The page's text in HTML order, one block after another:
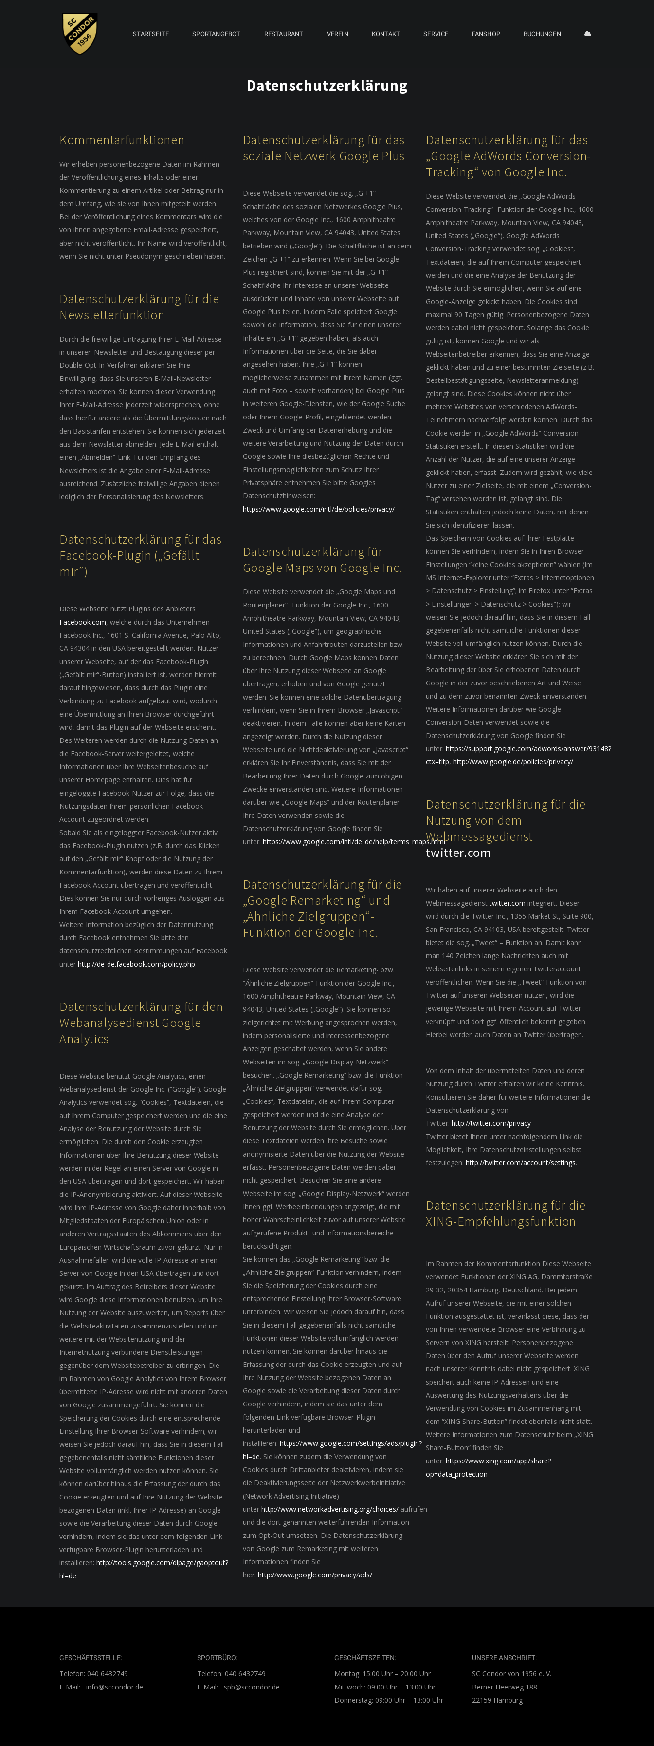
STARTSEITE SPORTANGEBOT RESTAURANT VEREIN KONTAKT SERVICE FANSHOP BUCHUNGEN
Datenschutzerklärung
Kommentarfunktionen
Wir erheben personenbezogene Daten im Rahmen
der Veröffentlichung eines Inhalts oder einer
Kommentierung zu einem Artikel oder Beitrag nur in
dem Umfang, wie sie von Ihnen mitgeteilt werden.
Bei der Veröffentlichung eines Kommentars wird die
von Ihnen angegebene Email-Adresse gespeichert,
aber nicht veröffentlicht. Ihr Name wird veröffentlicht,
wenn Sie nicht unter Pseudonym geschrieben haben.
Datenschutzerklärung für die
Newsletterfunktion
Durch die freiwillige Eintragung Ihrer E-Mail-Adresse
in unseren Newsletter und Bestätigung dieser per
Double-Opt-In-Verfahren erklären Sie Ihre
Einwilligung, dass Sie unseren E-Mail-Newsletter
erhalten möchten. Sie können dieser Verwendung
Ihrer E-Mail-Adresse jederzeit widersprechen, ohne
dass hierfür andere als die Übermittlungskosten nach
den Basistarifen entstehen. Sie können sich jederzeit
aus dem Newsletter abmelden. Jede E-Mail enthält
einen „Abmelden“-Link. Für den Empfang des
Newsletters ist die Angabe einer E-Mail-Adresse
ausreichend. Zusätzliche freiwillige Angaben dienen
lediglich der Personalisierung des Newsletters.
Datenschutzerklärung für das
Facebook-Plugin („Gefällt
mir“)
Diese Webseite nutzt Plugins des Anbieters
Facebook.com, welche durch das Unternehmen
Facebook Inc., 1601 S. California Avenue, Palo Alto,
CA 94304 in den USA bereitgestellt werden. Nutzer
unserer Webseite, auf der das Facebook-Plugin
(„Gefällt mir“-Button) installiert ist, werden hiermit
darauf hingewiesen, dass durch das Plugin eine
Verbindung zu Facebook aufgebaut wird, wodurch
eine Übermittlung an Ihren Browser durchgeführt
wird, damit das Plugin auf der Webseite erscheint.
Des Weiteren werden durch die Nutzung Daten an
die Facebook-Server weitergeleitet, welche
Informationen über Ihre Webseitenbesuche auf
unserer Homepage enthalten. Dies hat für
eingeloggte Facebook-Nutzer zur Folge, dass die
Nutzungsdaten Ihrem persönlichen Facebook-
Account zugeordnet werden.
Sobald Sie als eingeloggter Facebook-Nutzer aktiv
das Facebook-Plugin nutzen (z.B. durch das Klicken
auf den „Gefällt mir“ Knopf oder die Nutzung der
Kommentarfunktion), werden diese Daten zu Ihrem
Facebook-Account übertragen und veröffentlicht.
Dies können Sie nur durch vorheriges Ausloggen aus
Ihrem Facebook-Account umgehen.
Weitere Information bezüglich der Datennutzung
durch Facebook entnehmen Sie bitte den
datenschutzrechtlichen Bestimmungen auf Facebook
unter http://de-de.facebook.com/policy.php.
Datenschutzerklärung für den
Webanalysedienst Google
Analytics
Diese Website benutzt Google Analytics, einen
Webanalysedienst der Google Inc. (“Google”). Google
Analytics verwendet sog. “Cookies”, Textdateien, die
auf Ihrem Computer gespeichert werden und die eine
Analyse der Benutzung der Website durch Sie
ermöglichen. Die durch den Cookie erzeugten
Informationen über Ihre Benutzung dieser Website
werden in der Regel an einen Server von Google in
den USA übertragen und dort gespeichert. Wir haben
die IP-Anonymisierung aktiviert. Auf dieser Webseite
wird Ihre IP-Adresse von Google daher innerhalb von
Mitgliedstaaten der Europäischen Union oder in
anderen Vertragsstaaten des Abkommens über den
Europäischen Wirtschaftsraum zuvor gekürzt. Nur in
Ausnahmefällen wird die volle IP-Adresse an einen
Server von Google in den USA übertragen und dort
gekürzt. Im Auftrag des Betreibers dieser Website
wird Google diese Informationen benutzen, um Ihre
Nutzung der Website auszuwerten, um Reports über
die Websiteaktivitäten zusammenzustellen und um
weitere mit der Websitenutzung und der
Internetnutzung verbundene Dienstleistungen
gegenüber dem Websitebetreiber zu erbringen. Die
im Rahmen von Google Analytics von Ihrem Browser
übermittelte IP-Adresse wird nicht mit anderen Daten
von Google zusammengeführt. Sie können die
Speicherung der Cookies durch eine entsprechende
Einstellung Ihrer Browser-Software verhindern; wir
weisen Sie jedoch darauf hin, dass Sie in diesem Fall
gegebenenfalls nicht sämtliche Funktionen dieser
Website vollumfänglich werden nutzen können. Sie
können darüber hinaus die Erfassung der durch das
Cookie erzeugten und auf Ihre Nutzung der Website
bezogenen Daten (inkl. Ihrer IP-Adresse) an Google
sowie die Verarbeitung dieser Daten durch Google
verhindern, indem sie das unter dem folgenden Link
verfügbare Browser-Plugin herunterladen und
installieren: http://tools.google.com/dlpage/gaoptout?
hl=de
Datenschutzerklärung für das
soziale Netzwerk Google Plus
Diese Webseite verwendet die sog. „G +1“-
Schaltfläche des sozialen Netzwerkes Google Plus,
welches von der Google Inc., 1600 Amphitheatre
Parkway, Mountain View, CA 94043, United States
betrieben wird („Google“). Die Schaltfläche ist an dem
Zeichen „G +1“ zu erkennen. Wenn Sie bei Google
Plus registriert sind, können Sie mit der „G +1“
Schaltfläche Ihr Interesse an unserer Webseite
ausdrücken und Inhalte von unserer Webseite auf
Google Plus teilen. In dem Falle speichert Google
sowohl die Information, dass Sie für einen unserer
Inhalte ein „G +1“ gegeben haben, als auch
Informationen über die Seite, die Sie dabei
angesehen haben. Ihre „G +1“ können
möglicherweise zusammen mit Ihrem Namen (ggf.
auch mit Foto – soweit vorhanden) bei Google Plus
in weiteren Google-Diensten, wie der Google Suche
oder Ihrem Google-Profil, eingeblendet werden.
Zweck und Umfang der Datenerhebung und die
weitere Verarbeitung und Nutzung der Daten durch
Google sowie Ihre diesbezüglichen Rechte und
Einstellungsmöglichkeiten zum Schutz Ihrer
Privatsphäre entnehmen Sie bitte Googles
Datenschutzhinweisen:
https://www.google.com/intl/de/policies/privacy/
Datenschutzerklärung für
Google Maps von Google Inc.
Diese Website verwendet die „Google Maps und
Routenplaner“- Funktion der Google Inc., 1600
Amphitheatre Parkway, Mountain View, CA 94043,
United States („Google“), um geographische
Informationen und Anfahrtrouten darzustellen bzw.
zu berechnen. Durch Google Maps können Daten
über Ihre Nutzung dieser Webseite an Google
übertragen, erhoben und von Google genutzt
werden. Sie können eine solche Datenübertragung
verhindern, wenn Sie in Ihrem Browser „Javascript“
deaktivieren. In dem Falle können aber keine Karten
angezeigt werden. Durch die Nutzung dieser
Webseite und die Nichtdeaktivierung von „Javascript“
erklären Sie Ihr Einverständnis, dass Sie mit der
Bearbeitung Ihrer Daten durch Google zum obigen
Zwecke einverstanden sind. Weitere Informationen
darüber wie „Google Maps“ und der Routenplaner
Ihre Daten verwenden sowie die
Datenschutzerklärung von Google finden Sie
unter: https://www.google.com/intl/de_de/help/terms_maps.html
Datenschutzerklärung für die
„Google Remarketing“ und
„Ähnliche Zielgruppen“-
Funktion der Google Inc.
Diese Website verwendet die Remarketing- bzw.
“Ähnliche Zielgruppen”-Funktion der Google Inc.,
1600 Amphitheatre Parkway, Mountain View, CA
94043, United States („Google“). Sie können so
zielgerichtet mit Werbung angesprochen werden,
indem personalisierte und interessenbezogene
Anzeigen geschaltet werden, wenn Sie andere
Webseiten im sog. „Google Display-Netzwerk“
besuchen. „Google Remarketing“ bzw. die Funktion
„Ähnliche Zielgruppen“ verwendet dafür sog.
„Cookies“, Textdateien, die auf Ihrem Computer
gespeichert werden und die eine Analyse der
Benutzung der Website durch Sie ermöglichen. Über
diese Textdateien werden Ihre Besuche sowie
anonymisierte Daten über die Nutzung der Website
erfasst. Personenbezogene Daten werden dabei
nicht gespeichert. Besuchen Sie eine andere
Webseite im sog. „Google Display-Netzwerk“ werden
Ihnen ggf. Werbeeinblendungen angezeigt, die mit
hoher Wahrscheinlichkeit zuvor auf unserer Website
aufgerufene Produkt- und Informationsbereiche
berücksichtigen.
Sie können das „Google Remarketing“ bzw. die
„Ähnliche Zielgruppen“-Funktion verhindern, indem
Sie die Speicherung der Cookies durch eine
entsprechende Einstellung Ihrer Browser-Software
unterbinden. Wir weisen Sie jedoch darauf hin, dass
Sie in diesem Fall gegebenenfalls nicht sämtliche
Funktionen dieser Website vollumfänglich werden
nutzen können. Sie können darüber hinaus die
Erfassung der durch das Cookie erzeugten und auf
Ihre Nutzung der Website bezogenen Daten an
Google sowie die Verarbeitung dieser Daten durch
Google verhindern, indem sie das unter dem
folgenden Link verfügbare Browser-Plugin
herunterladen und
installieren: https://www.google.com/settings/ads/plugin?
hl=de. Sie können zudem die Verwendung von
Cookies durch Drittanbieter deaktivieren, indem sie
die Deaktivierungsseite der Netzwerkwerbeinitiative
(Network Advertising Initiative)
unter http://www.networkadvertising.org/choices/aufrufen
und die dort genannten weiterführenden Information
zum Opt-Out umsetzen. Die Datenschutzerklärung
von Google zum Remarketing mit weiteren
Informationen finden Sie
hier: http://www.google.com/privacy/ads/
Datenschutzerklärung für das
„Google AdWords Conversion-
Tracking“ von Google Inc.
Diese Website verwendet die „Google AdWords
Conversion-Tracking“- Funktion der Google Inc., 1600
Amphitheatre Parkway, Mountain View, CA 94043,
United States („Google“). Google AdWords
Conversion-Tracking verwendet sog. „Cookies“,
Textdateien, die auf Ihrem Computer gespeichert
werden und die eine Analyse der Benutzung der
Website durch Sie ermöglichen, wenn Sie auf eine
Google-Anzeige gekickt haben. Die Cookies sind
maximal 90 Tagen gültig. Personenbezogene Daten
werden dabei nicht gespeichert. Solange das Cookie
gültig ist, können Google und wir als
Webseitenbetreiber erkennen, dass Sie eine Anzeige
geklickt haben und zu einer bestimmten Zielseite (z.B.
Bestellbestätigungsseite, Newsletteranmeldung)
gelangt sind. Diese Cookies können nicht über
mehrere Websites von verschiedenen AdWords-
Teilnehmern nachverfolgt werden können. Durch das
Cookie werden in „Google AdWords“ Conversion-
Statistiken erstellt. In diesen Statistiken wird die
Anzahl der Nutzer, die auf eine unserer Anzeige
geklickt haben, erfasst. Zudem wird gezählt, wie viele
Nutzer zu einer Zielseite, die mit einem „Conversion-
Tag“ versehen worden ist, gelangt sind. Die
Statistiken enthalten jedoch keine Daten, mit denen
Sie sich identifizieren lassen.
Das Speichern von Cookies auf Ihrer Festplatte
können Sie verhindern, indem Sie in Ihren Browser-
Einstellungen “keine Cookies akzeptieren” wählen (Im
MS Internet-Explorer unter “Extras > Internetoptionen
> Datenschutz > Einstellung”; im Firefox unter “Extras
> Einstellungen > Datenschutz > Cookies”); wir
weisen Sie jedoch darauf hin, dass Sie in diesem Fall
gegebenenfalls nicht sämtliche Funktionen dieser
Website voll umfänglich nutzen können. Durch die
Nutzung dieser Website erklären Sie sich mit der
Bearbeitung der über Sie erhobenen Daten durch
Google in der zuvor beschriebenen Art und Weise
und zu dem zuvor benannten Zweck einverstanden.
Weitere Informationen darüber wie Google
Conversion-Daten verwendet sowie die
Datenschutzerklärung von Google finden Sie
unter:https://support.google.com/adwords/answer/93148?
ctx=tltp,http://www.google.de/policies/privacy/
Datenschutzerklärung für die
Nutzung von dem
Webmessagedienst
twitter.com
Wir haben auf unserer Webseite auch den
Webmessagediensttwitter.com integriert. Dieser
wird durch die Twitter Inc., 1355 Market St, Suite 900,
San Francisco, CA 94103, USA bereitgestellt. Twitter
bietet die sog. „Tweet“ – Funktion an. Damit kann
man 140 Zeichen lange Nachrichten auch mit
Webseitenlinks in seinem eigenen Twitteraccount
veröffentlichen. Wenn Sie die „Tweet“-Funktion von
Twitter auf unseren Webseiten nutzen, wird die
jeweilige Webseite mit Ihrem Account auf Twitter
verknüpft und dort ggf. öffentlich bekannt gegeben.
Hierbei werden auch Daten an Twitter übertragen.
Von dem Inhalt der übermittelten Daten und deren
Nutzung durch Twitter erhalten wir keine Kenntnis.
Konsultieren Sie daher für weitere Informationen die
Datenschutzerklärung von
Twitter:http://twitter.com/privacy
Twitter bietet Ihnen unter nachfolgendem Link die
Möglichkeit, Ihre Datenschutzeinstellungen selbst
festzulegen:http://twitter.com/account/settings.
Datenschutzerklärung für die
XING-Empfehlungsfunktion
Im Rahmen der Kommentarfunktion Diese Webseite
verwendet Funktionen der XING AG, Dammtorstraße
29-32, 20354 Hamburg, Deutschland. Bei jedem
Aufruf unserer Webseite, die mit einer solchen
Funktion ausgestattet ist, veranlasst diese, dass der
von Ihnen verwendete Browser eine Verbindung zu
Servern von XING herstellt. Personenbezogene
Daten über den Aufruf unserer Webseite werden
nach unserer Kenntnis dabei nicht gespeichert. XING
speichert auch keine IP-Adressen und eine
Auswertung des Nutzungsverhaltens über die
Verwendung von Cookies im Zusammenhang mit
dem “XING Share-Button” findet ebenfalls nicht statt.
Weitere Informationen zum Datenschutz beim „XING
Share-Button“ finden Sie
unter:https://www.xing.com/app/share?
op=data_protection
GESCHÄFTSSTELLE:
Telefon: 040 6432749
E-Mail: info@sccondor.de
SPORTBÜRO:
Telefon: 040 6432749
E-Mail: spb@sccondor.de
GESCHÄFTSZEITEN:
Montag: 15:00 Uhr – 20:00 Uhr
Mittwoch: 09:00 Uhr – 13:00 Uhr
Donnerstag: 09:00 Uhr – 13:00 Uhr
UNSERE ANSCHRIFT:
SC Condor von 1956 e. V.
Berner Heerweg 188
22159 Hamburg